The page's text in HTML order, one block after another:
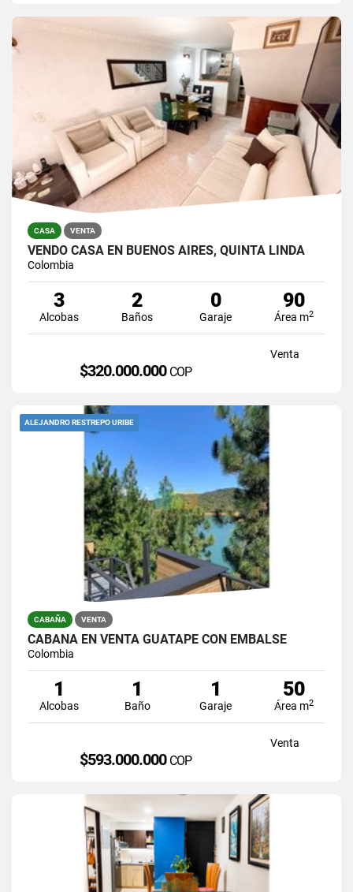
CASA VENTA
VENDO CASA EN BUENOS AIRES, QUINTA LINDA
Colombia
3
Alcobas
2
Baños
0
Garaje
90
Área m2
Venta
$320.000.000 COP
ALEJANDRO RESTREPO URIBE
CABAÑA VENTA
CABAÑA EN VENTA GUATAPE CON EMBALSE
Colombia
1
Alcobas
1
Baño
1
Garaje
50
Área m2
Venta
$593.000.000 COP